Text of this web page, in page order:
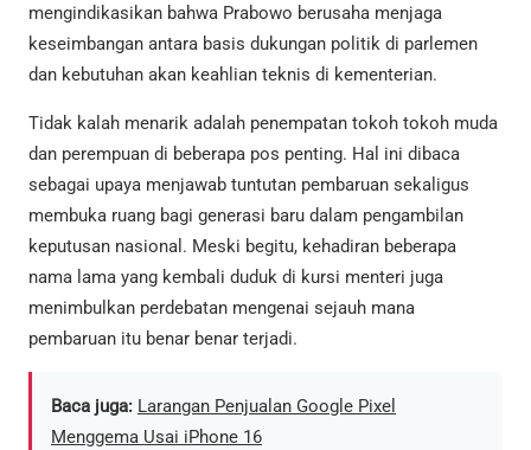
mengindikasikan bahwa Prabowo berusaha menjaga
keseimbangan antara basis dukungan politik di parlemen
dan kebutuhan akan keahlian teknis di kementerian.
Tidak kalah menarik adalah penempatan tokoh tokoh muda
dan perempuan di beberapa pos penting. Hal ini dibaca
sebagai upaya menjawab tuntutan pembaruan sekaligus
membuka ruang bagi generasi baru dalam pengambilan
keputusan nasional. Meski begitu, kehadiran beberapa
nama lama yang kembali duduk di kursi menteri juga
menimbulkan perdebatan mengenai sejauh mana
pembaruan itu benar benar terjadi.
Baca juga: Larangan Penjualan Google Pixel
Menggema Usai iPhone 16